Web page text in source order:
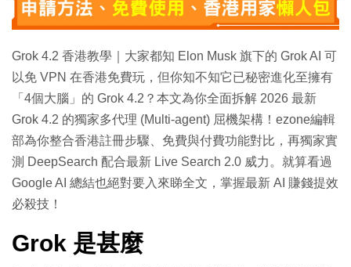
Grok 4.2 香港教學｜大家都知 Elon Musk 旗下的 Grok AI 可
以免 VPN 在香港免費玩，但你知不知它已秘密進化至擁有
「4個大腦」的 Grok 4.2？本文為你全面拆解 2026 最新
Grok 4.2 的獨家多代理 (Multi-agent) 屈機架構！ezone編輯
部為你整合香港註冊步驟、免費與付費功能對比，再獨家實
測 DeepSearch 配合最新 Live Search 2.0 威力。就算看過
Google AI 總結也絕對要入來睇全文，掌握最新 AI 賺錢提效
必殺技！
Grok 是甚麼